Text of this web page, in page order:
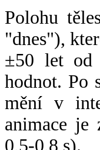
Polohu
"dnes"),
±50 let od
hodnot. Po
mění v
animace je
0,5-0,8 s).